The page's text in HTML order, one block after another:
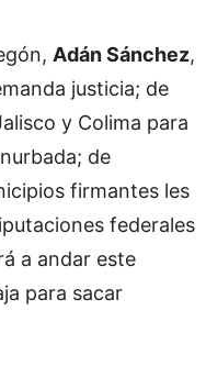
Adán Sánchez,
justicia; de
y Colima para
de
firmantes les
federales
a andar este
para sacar